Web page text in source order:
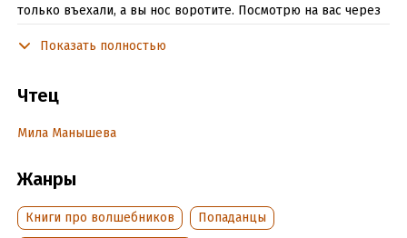
только въехали, а вы нос воротите. Посмотрю на вас через
Подробная информация
Год издания:2022
Показать полностью
Чтец
Мила Манышева
Жанры
Книги про волшебников
Попаданцы